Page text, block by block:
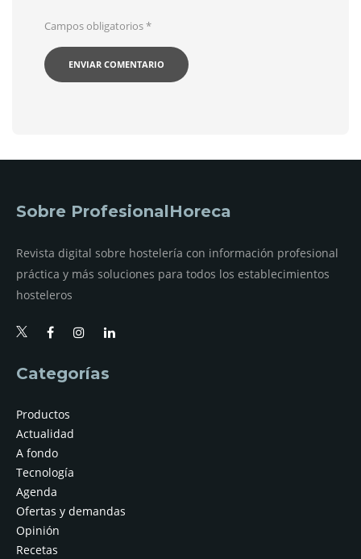
Campos obligatorios*
Sobre ProfesionalHoreca
Revista digital sobre hostelería con información profesional
práctica y más soluciones para todos los establecimientos
hosteleros
Categorías
Productos
Actualidad
A fondo
Tecnología
Agenda
Ofertas y demandas
Opinión
Recetas